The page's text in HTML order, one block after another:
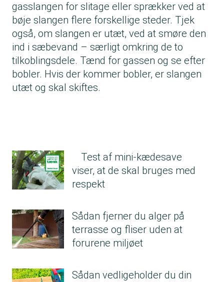
gasslangen for slitage eller sprækker ved at
bøje slangen flere forskellige steder. Tjek
også, om slangen er utæt, ved at smøre den
ind i sæbevand – særligt omkring de to
tilkoblingsdele. Tænd for gassen og se efter
bobler. Hvis der kommer bobler, er slangen
utæt og skal skiftes.
Test af mini-kædesave
viser, at de skal bruges med
respekt
Sådan fjerner du alger på
terrasse og fliser uden at
forurene miljøet
Sådan vedligeholder du din